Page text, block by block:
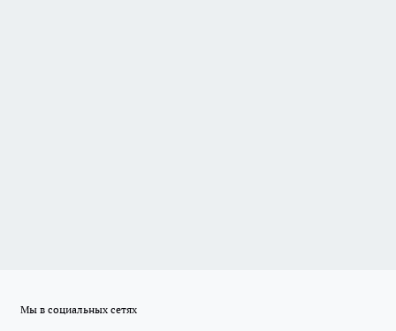
Мы в социальных сетях